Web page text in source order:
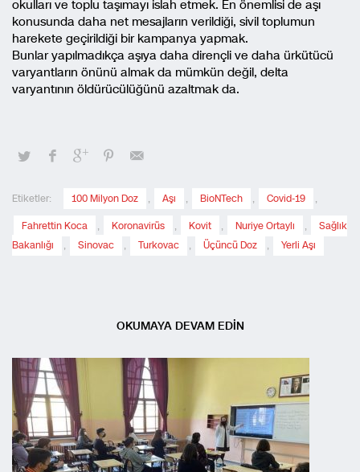
okulları ve toplu taşımayı islah etmek. En önemlisi de aşı
konusunda daha net mesajların verildiği, sivil toplumun
harekete geçirildiği bir kampanya yapmak.
Bunlar yapılmadıkça aşıya daha dirençli ve daha ürkütücü
varyantların önünü almak da mümkün değil, delta
varyantının öldürücülüğünü azaltmak da.
Etiketler: 100 Milyon Doz , Aşı , BioNTech , Covid-19 ,
Fahrettin Koca , Koronavirüs , Kovit , Nuriye Ortaylı ,
Sağlık
Bakanlığı
, Sinovac , Turkovac , Üçüncü Doz , Yerli Aşı
OKUMAYA DEVAM EDİN